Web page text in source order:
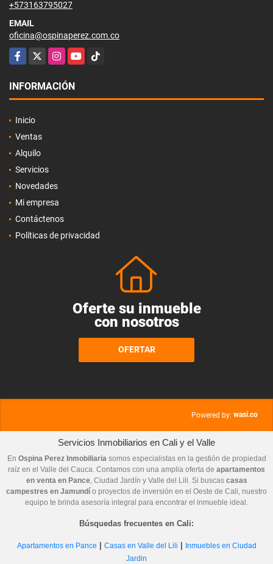
+573163795027
EMAIL
oficina@ospinaperez.com.co
Facebook
X InstagramYouTubeTikTok
INFORMACIÓN
Inicio
Ventas
Alquilo
Servicios
Novedades
Mi empresa
Contáctenos
Políticas de privacidad
Oferte su inmueble
con nosotros
OFERTAR
Powered by: wasi.co
Servicios Inmobiliarios en Cali y el Valle
En Ospina Perez Inmobiliariasomos especialistas en la gestión de propiedad
raíz en el Valle del Cauca. Contamos con una amplia oferta de apartamentos
en venta en Pance, Ciudad Jardín y Valle del Lili. Si buscas casas
campestres en Jamundí o proyectos de inversión en el Oeste de Cali, nuestro
equipo te brinda asesoría integral para encontrar el inmueble ideal.
Búsquedas frecuentes en Cali:
Apartamentos en Pance | Casas en Valle del Lili | Inmuebles en Ciudad
Jardin